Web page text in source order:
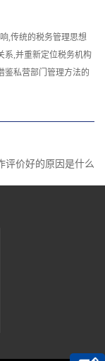
,传统的税务管理思想
系,并重新定位税务机构
鉴私营部门管理方法的
评价好的原因是什么